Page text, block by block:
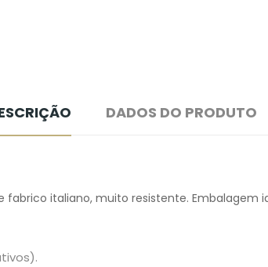
DADOS DO PRODUTO
italiano, muito resistente. Embalagem